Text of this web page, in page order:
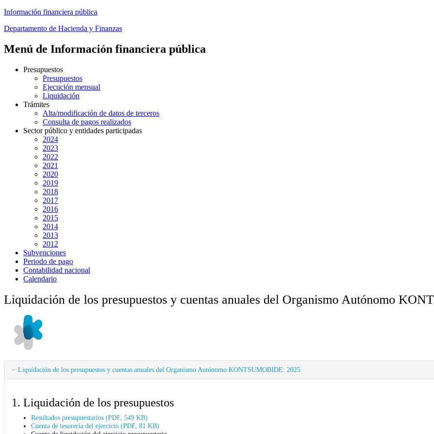
Información financiera pública
Departamento de Hacienda y Finanzas
Menú de Información financiera pública
Presupuestos
Presupuestos
Ejecución mensual
Liquidación
Trámites
Alta/modificación de datos de terceros
Consulta de pagos realizados
Sector público y entidades participadas
2024
2023
2022
2021
2020
2019
2018
2017
2016
2015
2014
2013
2012
Subvenciones
Periodo de pago
Contabilidad nacional
Calendario
Liquidación de los presupuestos y cuentas anuales del Organismo Autónomo
Liquidación de los presupuestos y cuentas anuales del Organismo Autónomo KONTSUMOBIDE: 2025
1. Liquidación de los presupuestos
Resultados presupuestarios (PDF, 549 KB)
Cuenta de tesorería del ejercicio (PDF, 81 KB)